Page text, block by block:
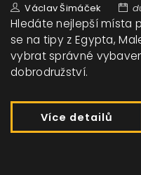
Václav Šimáček
Hledáte nejlepší místa
se na tipy z Egypta,
vybrat správné
dobrodružství.
Více detailů